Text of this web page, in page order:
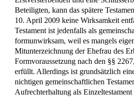
Beteiligten, kann das spätere
10. April 2009 keine Wirksamkeit
Testament ist jedenfalls als
formunwirksam, weil es mangels
Mitunterzeichnung der Ehefrau des
Formvoraussetzung nach den §§
erfüllt. Allerdings ist grundsätzlich
nichtigen gemeinschaftlichen
Aufrechterhaltung als